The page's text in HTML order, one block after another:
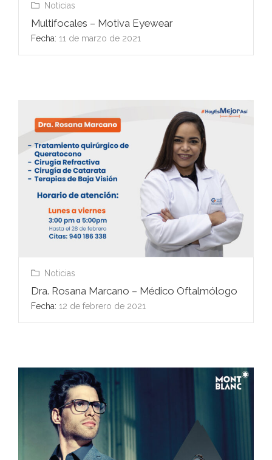
Noticias
Multifocales – Motiva Eyewear
Fecha: 11 de marzo de 2021
Noticias
Dra. Rosana Marcano – Médico Oftalmólogo
Fecha: 12 de febrero de 2021